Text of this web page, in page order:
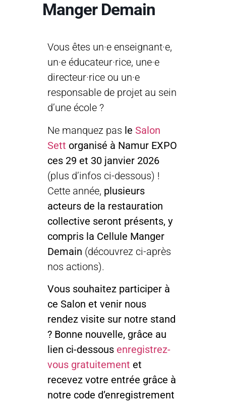
Manger Demain
Vous êtes un·e enseignant·e,
un·e éducateur·rice, une·e
directeur·rice ou un·e
responsable de projet au sein
d’une école ?
Ne manquez pas le Salon
Sett organisé à Namur EXPO
ces 29 et 30 janvier 2026
(plus d’infos ci-dessous) !
Cette année, plusieurs
acteurs de la restauration
collective seront présents, y
compris la Cellule Manger
Demain (découvrez ci-après
nos actions).
Vous souhaitez participer à
ce Salon et venir nous
rendez visite sur notre stand
? Bonne nouvelle, grâce au
lien ci-dessous enregistrez-
vous gratuitement et
recevez votre entrée grâce à
notre code d’enregistrement